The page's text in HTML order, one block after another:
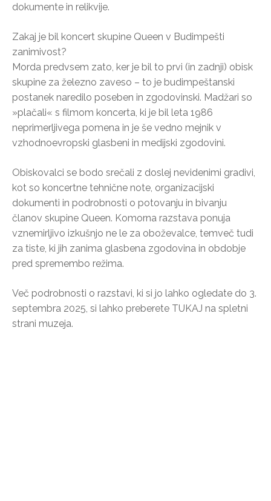
dokumente in relikvije.
Zakaj je bil koncert skupine Queen v Budimpešti
zanimivost?
Morda predvsem zato, ker je bil to prvi (in zadnji) obisk
skupine za železno zaveso – to je budimpeštanski
postanek naredilo poseben in zgodovinski. Madžari so
»plačali« s filmom koncerta, ki je bil leta 1986
neprimerljivega pomena in je še vedno mejnik v
vzhodnoevropski glasbeni in medijski zgodovini.
Obiskovalci se bodo srečali z doslej nevidenimi gradivi,
kot so koncertne tehnične note, organizacijski
dokumenti in podrobnosti o potovanju in bivanju
članov skupine Queen. Komorna razstava ponuja
vznemirljivo izkušnjo ne le za oboževalce, temveč tudi
za tiste, ki jih zanima glasbena zgodovina in obdobje
pred spremembo režima.
Več podrobnosti o razstavi, ki si jo lahko ogledate do 3.
septembra 2025, si lahko preberete TUKAJ na spletni
strani muzeja.